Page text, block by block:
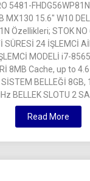
5481-
MX130 15.6″ W10
Özellikleri; STOK
SÜRESİ 24 İŞLEMCİ
MODELİ i7-
8MB Cache, up to
BELLEĞİ 8GB,
BELLEK SLOTU 2
Read More